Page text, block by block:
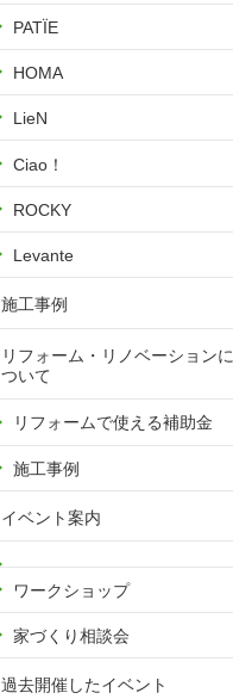
PATÏE
HOMA
LieN
Ciao！
ROCKY
Levante
施工事例
リフォーム・リノベーションに
ついて
リフォームで使える補助金
施工事例
イベント案内
ワークショップ
家づくり相談会
過去開催したイベント